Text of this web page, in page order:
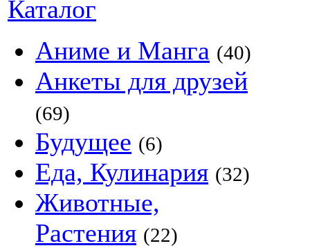
Каталог
Аниме и Манга (40)
Анкеты для друзей
(69)
Будущее (6)
Еда, Кулинария (32)
Животные,
Растения (22)